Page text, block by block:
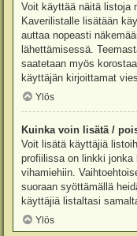
Voit käyttää näitä listoja
Kaverilistalle lisätään
auttaa nopeasti
lähettämisessä.
saatetaan myös
käyttäjän kirjoittamat
Ylös
Kuinka voin lisätä /
Voit lisätä käyttäjiä
profiilissa on linkki
vihamiehiin.
suoraan syöttämällä
käyttäjiä listaltasi
Ylös